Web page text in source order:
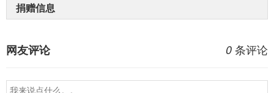
捐赠信息
0 条评论
网友评论